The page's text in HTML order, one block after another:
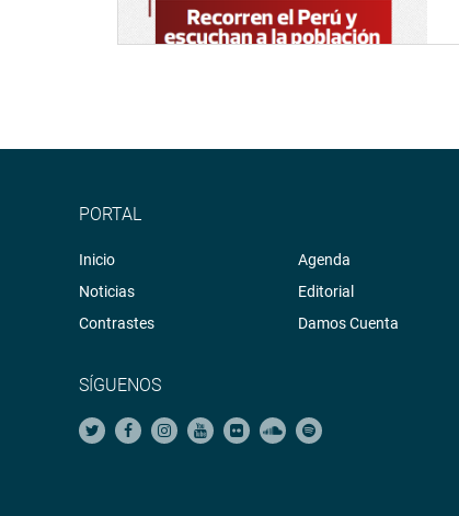
PORTAL
Inicio
Noticias
Contrastes
Agenda
Editorial
Damos Cuenta
SÍGUENOS